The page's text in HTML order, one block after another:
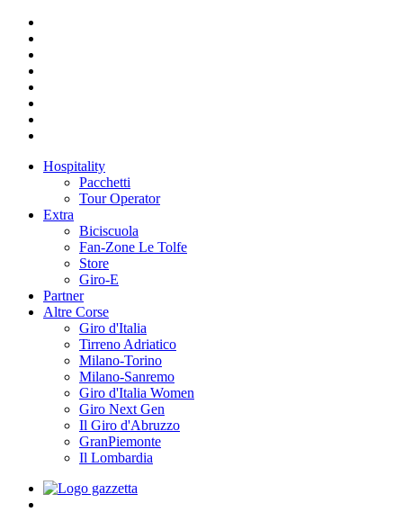
Hospitality
Pacchetti
Tour Operator
Extra
Biciscuola
Fan-Zone Le Tolfe
Store
Giro-E
Partner
Altre Corse
Giro d'Italia
Tirreno Adriatico
Milano-Torino
Milano-Sanremo
Giro d'Italia Women
Giro Next Gen
Il Giro d'Abruzzo
GranPiemonte
Il Lombardia